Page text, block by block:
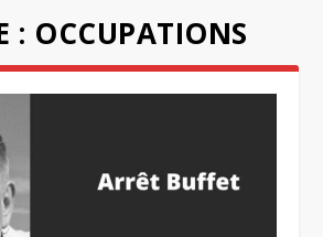
: OCCUPATIONS